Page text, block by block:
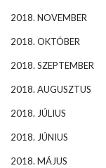
2018. NOVEMBER
2018. OKTÓBER
2018. SZEPTEMBER
2018. AUGUSZTUS
2018. JÚLIUS
2018. JÚNIUS
2018. MÁJUS